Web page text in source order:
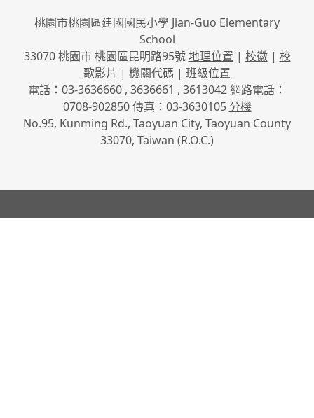
桃園市桃園區建國國民小學 Jian-Guo Elementary
School
33070 桃園市 桃園區昆明路95號地理位置 | 校徽| 校
歌影片 | 機關代碼 | 班級位置
電話：03-3636660 , 3636661 , 3613042 網路電話：
0708-902850 傳真：03-3630105分機
No.95, Kunming Rd., Taoyuan City, Taoyuan County
33070, Taiwan (R.O.C.)